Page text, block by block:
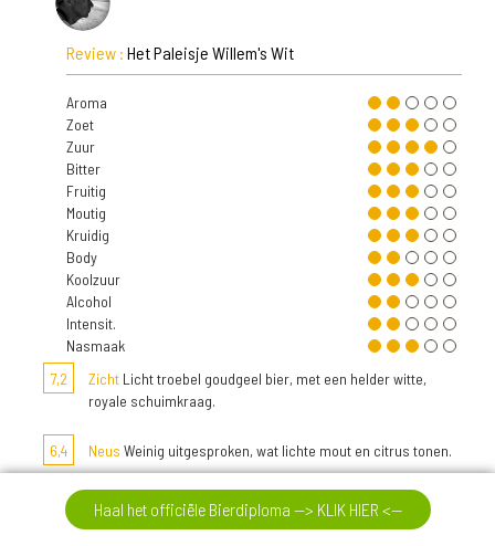
Review : Het Paleisje Willem's Wit
Aroma
Zoet
Zuur
Bitter
Fruitig
Moutig
Kruidig
Body
Koolzuur
Alcohol
Intensit.
Nasmaak
7,2
Zicht Licht troebel goudgeel bier, met een helder witte,
royale schuimkraag.
6,4 Neus Weinig uitgesproken, wat lichte mout en citrus tonen.
7,2 Smaak Fris en kruidig, met vooral wat citrus.
Haal het officiële Bierdiploma --> KLIK HIER <--